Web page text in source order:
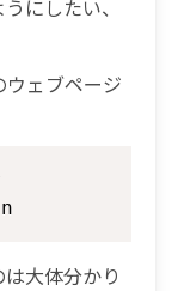
にしたい、
ェブページ
大体分かり